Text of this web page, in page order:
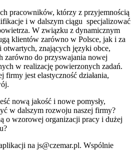
pracowników, którzy z przyjemnością
i w dalszym ciągu specjalizować
W związku z dynamicznym
klientów zarówno w Polsce, jak i za
otwartych, znających języki obce,
zarówno do przyswajania nowej
w realizację powierzonych zadań.
firmy jest elastyczność działania,
nową jakość i nowe pomysły,
w dalszym rozwoju naszej firmy?
o wzorowej organizacji pracy i dużej
na js@czemar.pl. Wspólnie